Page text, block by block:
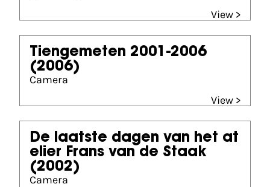
View >
Tiengemeten 2001-2006
(2006)
Camera
View >
De laatste dagen van het at
elier Frans van de Staak
(2002)
Camera